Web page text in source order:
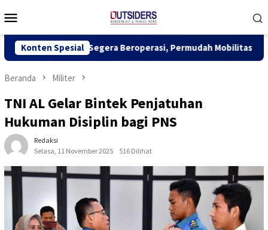
ke
Mobile
Konten Spesial
Segera Beroperasi, Permudah Mobilitas dan Dongkrak
Beranda Militer
TNI AL Gelar Bintek Penjatuhan
Hukuman Disiplin bagi PNS
Redaksi
Selasa, 11 November 2025
516 Dilihat